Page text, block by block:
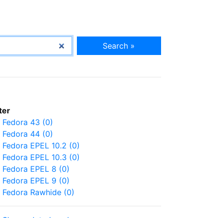
Search »
Fedora 43 (0)
Fedora 44 (0)
Fedora EPEL 10.2 (0)
Fedora EPEL 10.3 (0)
Fedora EPEL 8 (0)
Fedora EPEL 9 (0)
Fedora Rawhide (0)